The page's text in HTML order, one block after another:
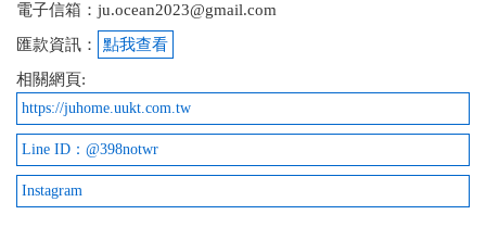
電子信箱：ju.ocean2023@gmail.com
匯款資訊：
點我查看
相關網頁:
https://juhome.uukt.com.tw
Line ID：@398notwr
Instagram